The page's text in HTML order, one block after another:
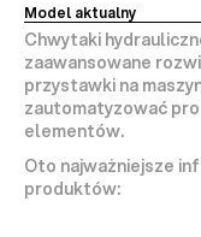
Model aktualny
Chwytaki
zaawansowane
przystawki na
zautomatyzować
elementów.
Oto najważniejsze
produktów: